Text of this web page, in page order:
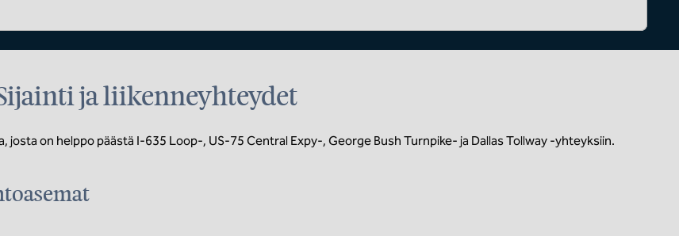
ja liikenneyhteydet
josta on helppo päästä I-635 Loop-, US-75 Central Expy-, George Bush Turnpike- ja Dallas Tollway -yhteyksiin.